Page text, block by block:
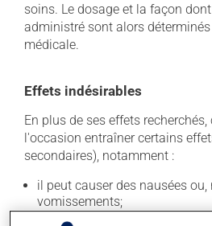
soins. Le dosage et la façon
administré sont alors
médicale.
Effets indésirables
En plus de ses effets
l'occasion entraîner certains
secondaires), notamment :
il peut causer des nausées ou,
vomissements;